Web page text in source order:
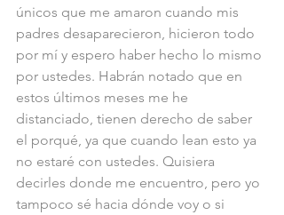
únicos que me amaron cuando mis
padres desaparecieron, hicieron todo
por mí y espero haber hecho lo mismo
por ustedes. Habrán notado que en
estos últimos meses me he
distanciado, tienen derecho de saber
el porqué, ya que cuando lean esto ya
no estaré con ustedes. Quisiera
decirles donde me encuentro, pero yo
tampoco sé hacia dónde voy o si